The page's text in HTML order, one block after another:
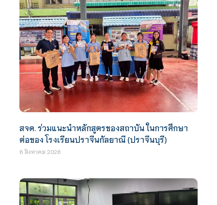
สจด. ร่วมแนะนำหลักสูตรของสถาบัน ในการศึกษา
ต่อของ โรงเรียนปราจีนกัลยาณี (ปราจีนบุรี)
6 สิงหาคม 2026